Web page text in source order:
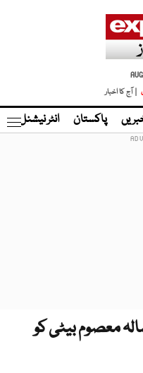
| آج کا اخبار
پاکستان انٹر نیشنل
سنگدل باپ نے 2سالہ معصوم بیٹی کو